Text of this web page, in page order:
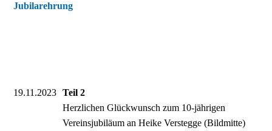
Jubilarehrung
19.11.2023
Teil 2
Herzlichen Glückwunsch zum 10-jährigen
Vereinsjubiläum an Heike Verstegge (Bildmitte)